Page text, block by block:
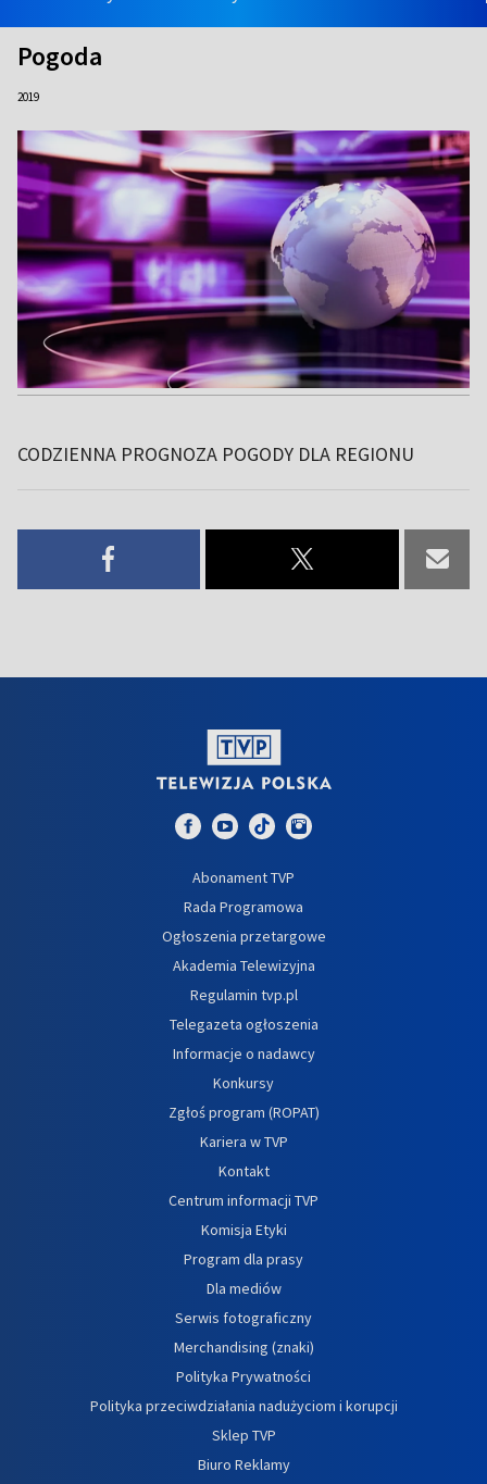
Pogoda
2019
CODZIENNA PROGNOZA POGODY DLA REGIONU
Abonament TVP
Rada Programowa
Ogłoszenia przetargowe
Akademia Telewizyjna
Regulamin tvp.pl
Telegazeta ogłoszenia
Informacje o nadawcy
Konkursy
Zgłoś program (ROPAT)
Kariera w TVP
Kontakt
Centrum informacji TVP
Komisja Etyki
Program dla prasy
Dla mediów
Serwis fotograficzny
Merchandising (znaki)
Polityka Prywatności
Polityka przeciwdziałania nadużyciom i korupcji
Sklep TVP
Biuro Reklamy